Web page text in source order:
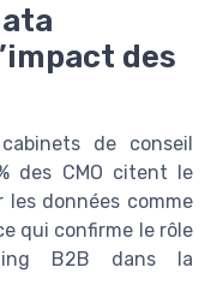
des
de conseil
des CMO citent le
données comme
qui confirme le rôle
B2B dans la